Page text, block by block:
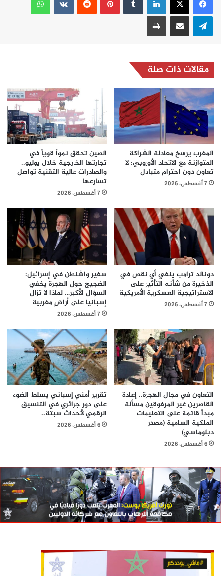
تيلقرام مشاركة عبر البريد طباعة
مقالات ذات صلة
المغرب يرسخ معادلة الشراكة
المتوازنة مع الاتحاد الأوروبي: لا
تعاون دون احترام متبادل
7 أغسطس، 2026
الصين تحقق نمواً قوياً في
تجارتها الخارجية خلال يوليو..
والصادرات عالية التقنية تواصل
تسارعها
7 أغسطس، 2026
دونالد ترامب ينفي أي نقص في
الذخيرة من شأنه التأثير على
الاستراتيجية العسكرية الأمريكية
7 أغسطس، 2026
سفير واشنطن في إسرائيل:
الضجيج حول الهجرة يخفي
السؤال الأكبر… لماذا لا تزال
إسبانيا على أراضٍ مغربية
7 أغسطس، 2026
التعاون في مجال الهجرة.. إعادة
القاصرين غير المرفوقين مسألة
مبدأ قائمة على التعليمات
الملكية السامية (مصدر
دبلوماسي)
6 أغسطس، 2026
تقرير أمني إسباني يسلط الضوء
على دور جزائري في التنسيق
الرقمي لأحداث سبتة..
6 أغسطس، 2026